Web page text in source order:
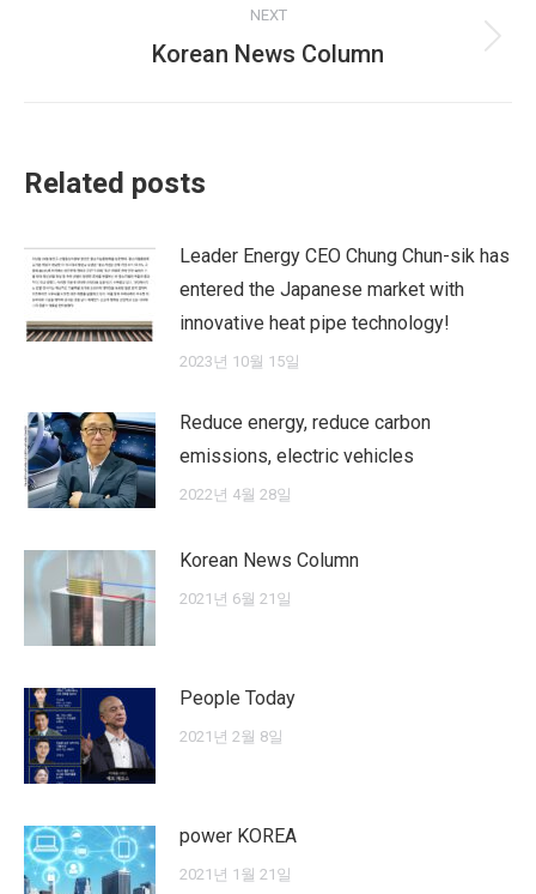
NEXT
Next
Korean News Column
Related posts
Leader Energy CEO Chung Chun-sik has
entered the Japanese market with
innovative heat pipe technology!
2023년 10월 15일
Reduce energy, reduce carbon
emissions, electric vehicles
2022년 4월 28일
Korean News Column
2021년 6월 21일
People Today
2021년 2월 8일
power KOREA
2021년 1월 21일